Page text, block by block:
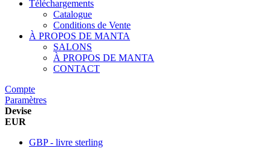
Téléchargements
Catalogue
Conditions de Vente
À PROPOS DE MANTA
SALONS
À PROPOS DE MANTA
CONTACT
Compte
Paramètres
Devise
EUR
GBP - livre sterling